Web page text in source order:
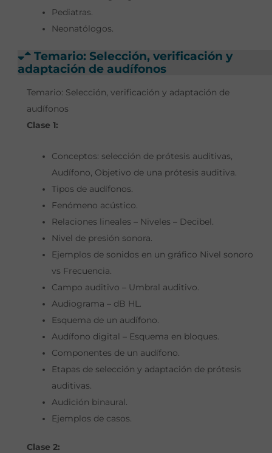
Pediatras.
Neonatólogos.
Temario: Selección, verificación y
adaptación de audífonos
Temario: Selección, verificación y adaptación de
audífonos
Clase 1:
Conceptos: selección de prótesis auditivas,
Audífono, Objetivo de una prótesis auditiva.
Tipos de audífonos.
Fenómeno acústico.
Relaciones lineales – Niveles – Decibel.
Nivel de presión sonora.
Ejemplos de sonidos en un gráfico Nivel sonoro
vs Frecuencia.
Campo auditivo – Umbral auditivo.
Audiograma – dB HL.
Esquema de un audífono.
Audífono digital – Esquema en bloques.
Componentes de un audífono.
Etapas de selección y adaptación de prótesis
auditivas.
Audición binaural.
Ejemplos de casos.
Clase 2: